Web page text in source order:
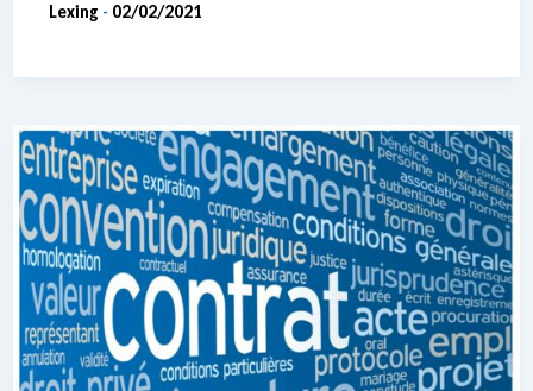
Lexing - 02/02/2021